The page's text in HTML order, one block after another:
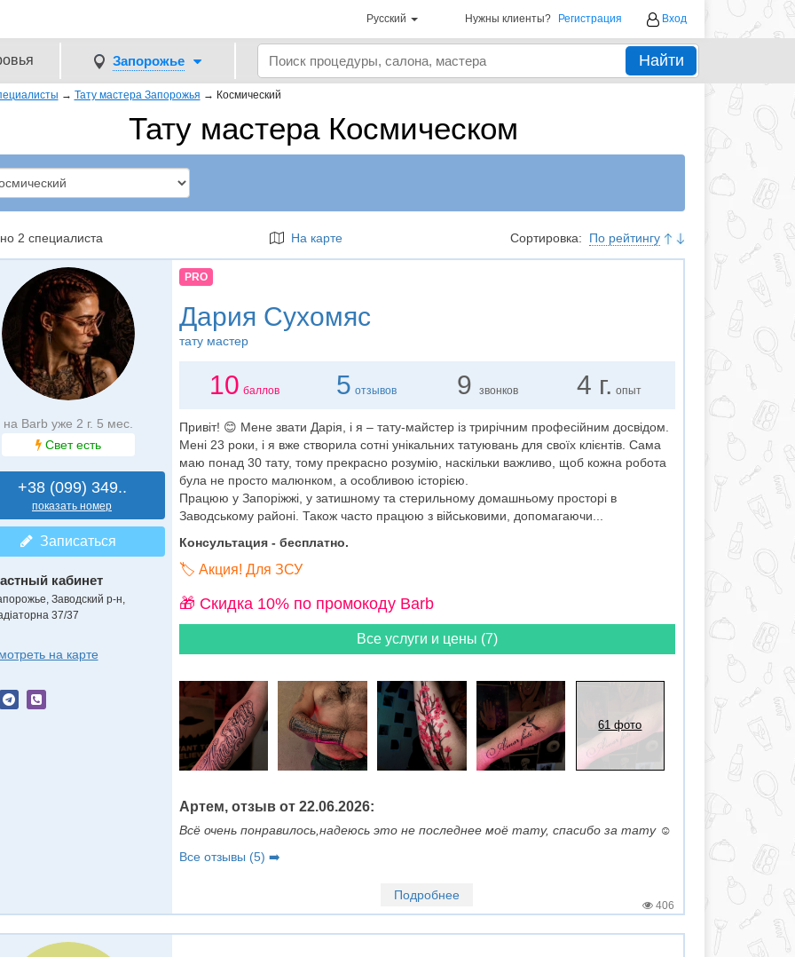
Русский Нужны клиенты? Регистрация Вход
Запорожье Найти
→ Тату мастера Запорожья → Космический
Тату мастера Космическом
2 специалиста На карте Сортировка: По рейтингу
на Barb уже 2 г. 5 мес.
Свет есть
+38 (099) 349..
показать номер
Записаться
кабинет
Заводский р-н,
37/37
на карте
PRO
Дария Сухомяс
тату мастер
10 баллов 5 отзывов 9 звонков 4 г. опыт
Привіт! 😊 Мене звати Дарія, і я – тату-майстер із трирічним професійним досвідом.
Мені 23 роки, і я вже створила сотні унікальних татуювань для своїх клієнтів. Сама
маю понад 30 тату, тому прекрасно розумію, наскільки важливо, щоб кожна робота
була не просто малюнком, а особливою історією.
Працюю у Запоріжжі, у затишному та стерильному домашньому просторі в
Заводському районі. Також часто працюю з військовими, допомагаючи...
Консультация - бесплатно.
🏷️ Акция! Для ЗСУ
🎁 Cкидка 10% по промокоду Barb
Все услуги и цены (7)
61 фото
Артем, отзыв от 22.06.2026:
Всё очень понравилось,надеюсь это не последнее моё тату, спасибо за тату ☺️
Все отзывы (5) ➡️
Подробнее
406